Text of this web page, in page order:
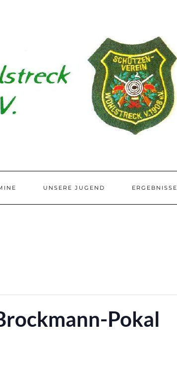
UNSERE JUGEND ERGEBNISSE
Pokal